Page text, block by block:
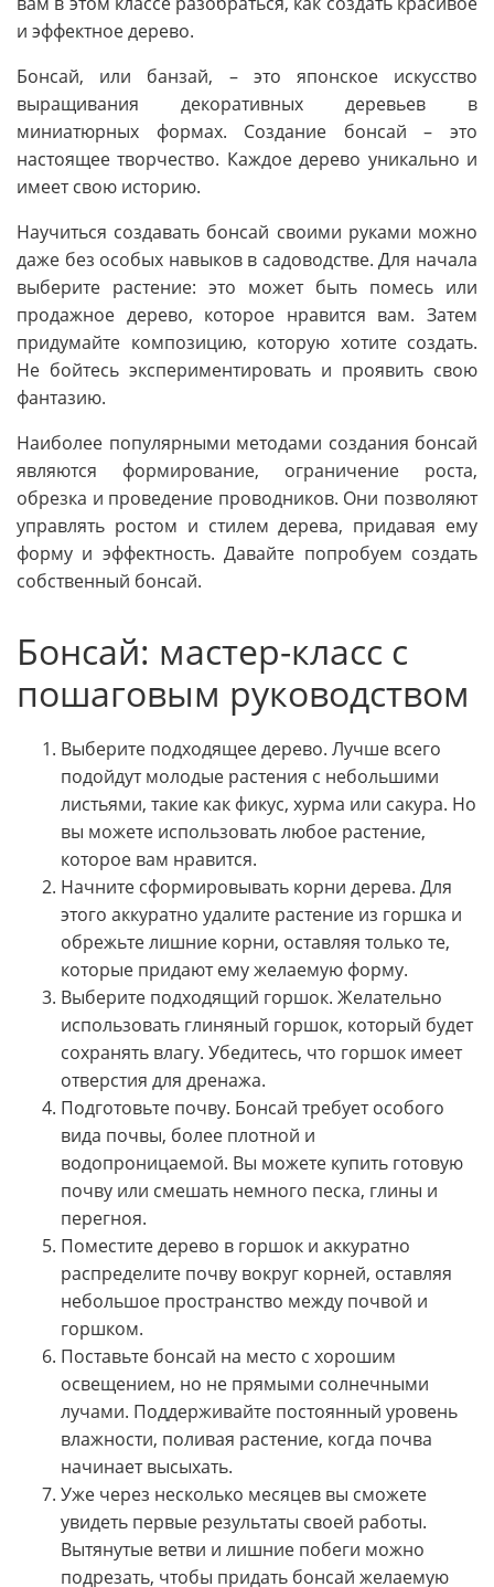
и эффектное дерево.
Бонсай, или банзай, – это японское искусство
выращивания декоративных деревьев в
миниатюрных формах. Создание бонсай – это
настоящее творчество. Каждое дерево уникально и
имеет свою историю.
Научиться создавать бонсай своими руками можно
даже без особых навыков в садоводстве. Для начала
выберите растение: это может быть помесь или
продажное дерево, которое нравится вам. Затем
придумайте композицию, которую хотите создать.
Не бойтесь экспериментировать и проявить свою
фантазию.
Наиболее популярными методами создания бонсай
являются формирование, ограничение роста,
обрезка и проведение проводников. Они позволяют
управлять ростом и стилем дерева, придавая ему
форму и эффектность. Давайте попробуем создать
собственный бонсай.
Бонсай: мастер-класс с
пошаговым руководством
Выберите подходящее дерево. Лучше всего
подойдут молодые растения с небольшими
листьями, такие как фикус, хурма или сакура. Но
вы можете использовать любое растение,
которое вам нравится.
Начните сформировывать корни дерева. Для
этого аккуратно удалите растение из горшка и
обрежьте лишние корни, оставляя только те,
которые придают ему желаемую форму.
Выберите подходящий горшок. Желательно
использовать глиняный горшок, который будет
сохранять влагу. Убедитесь, что горшок имеет
отверстия для дренажа.
Подготовьте почву. Бонсай требует особого
вида почвы, более плотной и
водопроницаемой. Вы можете купить готовую
почву или смешать немного песка, глины и
перегноя.
Поместите дерево в горшок и аккуратно
распределите почву вокруг корней, оставляя
небольшое пространство между почвой и
горшком.
Поставьте бонсай на место с хорошим
освещением, но не прямыми солнечными
лучами. Поддерживайте постоянный уровень
влажности, поливая растение, когда почва
начинает высыхать.
Уже через несколько месяцев вы сможете
увидеть первые результаты своей работы.
Вытянутые ветви и лишние побеги можно
подрезать, чтобы придать бонсай желаемую